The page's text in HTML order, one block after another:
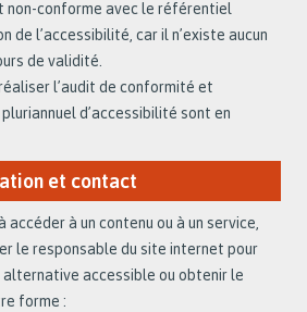
non-conforme avec le référentiel
de l’accessibilité, car il n’existe aucun
de validité.
l’audit de conformité et
d’accessibilité sont en
et contact
accéder à un contenu ou à un service,
le responsable du site internet pour
accessible ou obtenir le
forme :